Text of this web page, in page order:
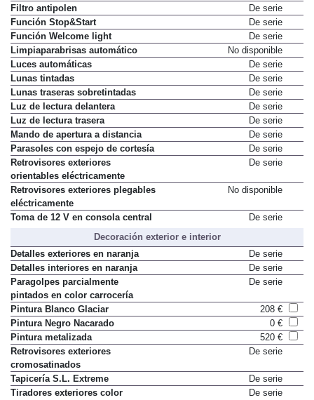
Filtro antipolen
De serie
Función Stop&Start
De serie
Función Welcome light
De serie
Limpiaparabrisas automático
No disponible
Luces automáticas
De serie
Lunas tintadas
De serie
Lunas traseras sobretintadas
De serie
Luz de lectura delantera
De serie
Luz de lectura trasera
De serie
Mando de apertura a distancia
De serie
Parasoles con espejo de cortesía
De serie
Retrovisores exteriores
orientables eléctricamente
De serie
Retrovisores exteriores plegables
eléctricamente
No disponible
Toma de 12 V en consola central
De serie
Decoración exterior e interior
Detalles exteriores en naranja
De serie
Detalles interiores en naranja
De serie
Paragolpes parcialmente
pintados en color carrocería
De serie
Pintura Blanco Glaciar
208 €
Pintura Negro Nacarado
0 €
Pintura metalizada
520 €
Retrovisores exteriores
cromosatinados
De serie
Tapicería S.L. Extreme
De serie
Tiradores exteriores color
De serie